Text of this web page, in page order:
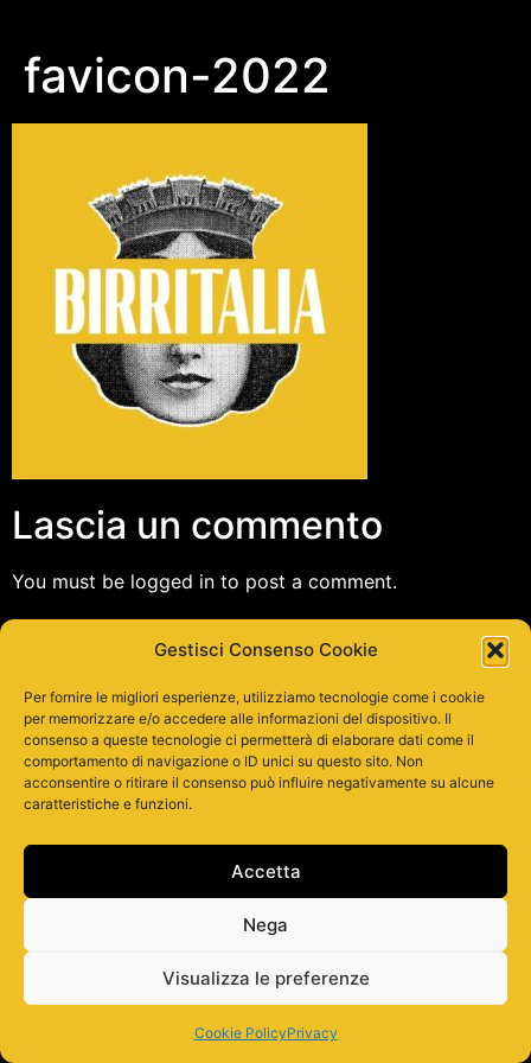
Gestisci Consenso Cookie
Per fornire le migliori esperienze, utilizziamo tecnologie come i cookie
per memorizzare e/o accedere alle informazioni del dispositivo. Il
consenso a queste tecnologie ci permetterà di elaborare dati come il
comportamento di navigazione o ID unici su questo sito. Non
acconsentire o ritirare il consenso può influire negativamente su alcune
caratteristiche e funzioni.
Accetta
Nega
Visualizza le preferenze
Cookie PolicyPrivacy
favicon-2022
Lascia un commento
You must be logged in to post a comment.
Tutti i diritti riservati